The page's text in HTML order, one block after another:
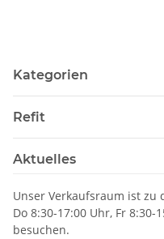
Kategorien
Refit
Aktuelles
Unser Verkaufsraum ist zu
Do 8:30-17:00 Uhr, Fr
besuchen.